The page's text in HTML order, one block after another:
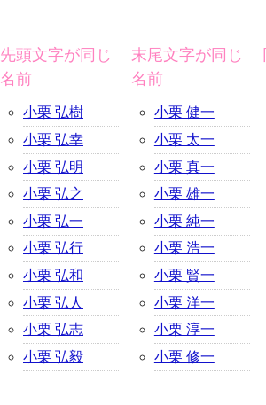
先頭文字が同じ
名前
小栗 弘樹
小栗 弘幸
小栗 弘明
小栗 弘之
小栗 弘一
小栗 弘行
小栗 弘和
小栗 弘人
小栗 弘志
小栗 弘毅
末尾文字が同じ
名前
小栗 健一
小栗 太一
小栗 真一
小栗 雄一
小栗 純一
小栗 浩一
小栗 賢一
小栗 洋一
小栗 淳一
小栗 修一